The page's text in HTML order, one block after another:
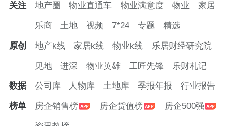
关注 地产圈 物业直通车 物业满意度 物业 家居
乐商 土地 视频 7*24 专题 精选
原创 地产k线 家居k线 物业k线 乐居财经研究院
见地 进深 物业英雄 工匠先锋 乐财札记
数据 公司库 人物库 土地库 季报年报 行业报告
榜单 房企销售榜 房企货值榜 房企500强